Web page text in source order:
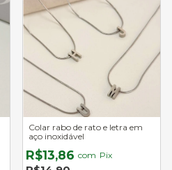
Colar rabo de rato e letra em
aço inoxidável
R$13,86 com Pix